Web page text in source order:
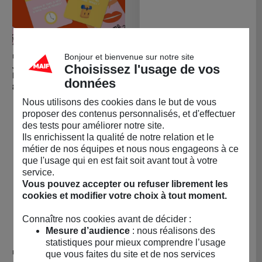
MINUS EDITIONS
Jeu de cartes enfants
MINUS Éditions
Prix
8,90 €
Acheter Jeu de cartes enfants MINUS
VILAC
Voiture Vilac en bois
Grand prix vintage petit
21,50 €
PIROUETTE CACAHOUÈTE Acheter Jeu de cartes enfants -
MADE CRATE
Bonjour et bienvenue sur notre site
Choisissez l'usage de vos
données
Nous utilisons des cookies dans le but de vous
proposer des contenus personnalisés, et d'effectuer
des tests pour améliorer notre site.
Ils enrichissent la qualité de notre relation et le
métier de nos équipes et nous nous engageons à ce
que l'usage qui en est fait soit avant tout à votre
service.
Vous pouvez accepter ou refuser librement les
cookies et modifier votre choix à tout moment.
Connaître nos cookies avant de décider :
Mesure d’audience: nous réalisons des
statistiques pour mieux comprendre l’usage
que vous faites du site et de nos services